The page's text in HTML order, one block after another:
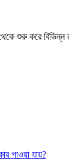
শুরু করে বিভিন্ন
পাওয়া যায়?